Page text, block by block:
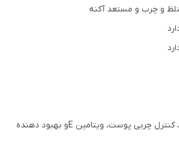
و چرب و مستعد آکنه
ضد آکنه، کنترل چربی پوست، ویتامین Eو بهبود دهنده